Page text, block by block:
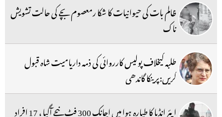
ظالم بات کی حیوانیات کا شکا رمعصوم بچے کی حالت تشویش
ناک
طلبہ کیخلاف پولیس کارروائی کی ذمہ داریامیت شاہ قبول
کریں:پرینکا گاندھی
ایئر انڈیا کا طیارہ ہوا میں اچانک 300 فٹ نیچے آگیا ، 17 افراد